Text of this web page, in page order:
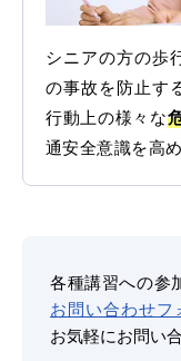
各種講習
選ばれる理由
特別な支援が
教習中の方
シニアの方の歩
の事故を防止す
行動上の様々な
通安全意識を高め
各種講習への参
お問い合わせフ
お気軽にお問い